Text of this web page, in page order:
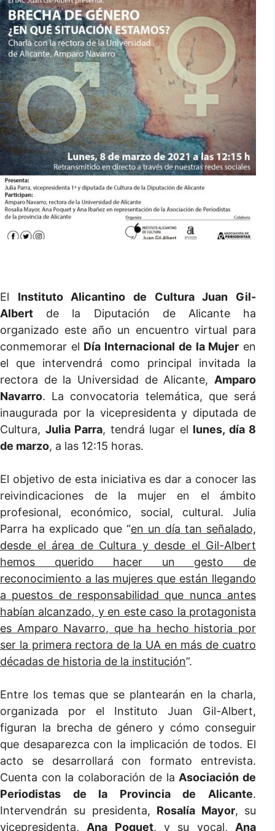
El Instituto Alicantino de Cultura Juan Gil-
Albert de la Diputación de Alicante ha
organizado este año un encuentro virtual para
conmemorar el Día Internacional de la Mujer en
el que intervendrá como principal invitada la
rectora de la Universidad de Alicante, Amparo
Navarro. La convocatoria telemática, que será
inaugurada por la vicepresidenta y diputada de
Cultura, Julia Parra, tendrá lugar el lunes, día 8
de marzo, a las 12:15 horas.
El objetivo de esta iniciativa es dar a conocer las
reivindicaciones de la mujer en el ámbito
profesional, económico, social, cultural. Julia
Parra ha explicado que “en un día tan señalado,
desde el área de Cultura y desde el Gil-Albert
hemos querido hacer un gesto de
reconocimiento a las mujeres que están llegando
a puestos de responsabilidad que nunca antes
habían alcanzado, y en este caso la protagonista
es Amparo Navarro, que ha hecho historia por
ser la primera rectora de la UA en más de cuatro
décadas de historia de la institución”.
Entre los temas que se plantearán en la charla,
organizada por el Instituto Juan Gil-Albert,
figuran la brecha de género y cómo conseguir
que desaparezca con la implicación de todos. El
acto se desarrollará con formato entrevista.
Cuenta con la colaboración de la Asociación de
Periodistas de la Provincia de Alicante.
Intervendrán su presidenta, Rosalía Mayor, su
vicepresidenta, Ana Poquet, y su vocal, Ana